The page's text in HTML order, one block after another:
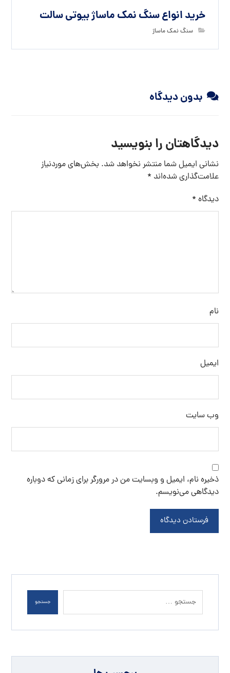
خرید انواع سنگ نمک ماساژ بیوتی سالت
سنگ نمک ماساژ
بدون دیدگاه
دیدگاهتان را بنویسید
نشانی ایمیل شما منتشر نخواهد شد. بخش‌های موردنیاز
علامت‌گذاری شده‌اند *
دیدگاه *
نام
ایمیل
وب‌ سایت
ذخیره نام، ایمیل و وبسایت من در مرورگر برای زمانی که دوباره
دیدگاهی می‌نویسم.
فرستادن دیدگاه
جستجو